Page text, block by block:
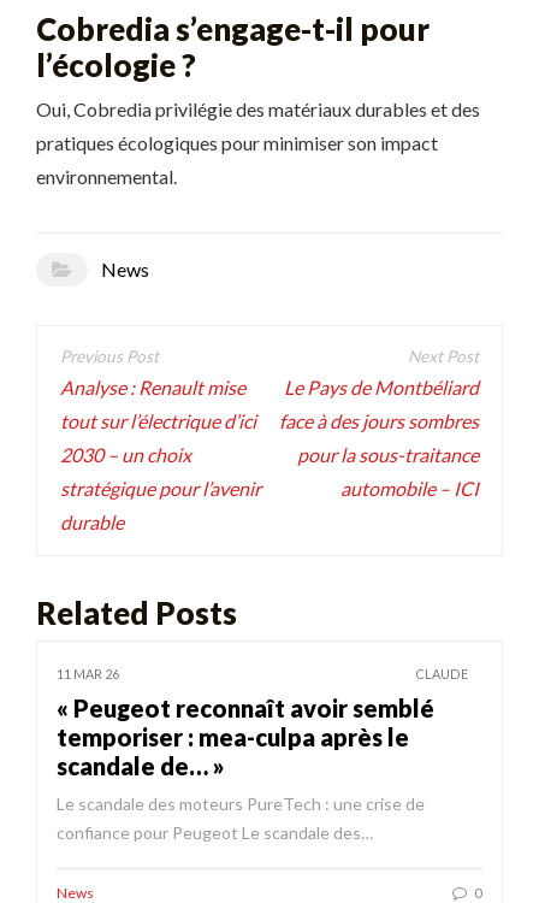
Cobredia s’engage-t-il pour
l’écologie ?
Oui, Cobredia privilégie des matériaux durables et des
pratiques écologiques pour minimiser son impact
environnemental.
News
Navigation
de
l’article
Analyse : Renault mise
tout sur l’électrique d’ici
2030 – un choix
stratégique pour l’avenir
durable
Le Pays de Montbéliard
face à des jours sombres
pour la sous-traitance
automobile – ICI
Related Posts
11 MAR 26 CLAUDE
« Peugeot reconnaît avoir semblé
temporiser : mea-culpa après le
scandale de… »
Le scandale des moteurs PureTech : une crise de
confiance pour Peugeot Le scandale des…
News 0